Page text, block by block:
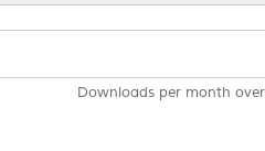
Downloads per month